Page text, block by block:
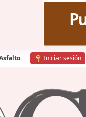
. Iniciar sesión